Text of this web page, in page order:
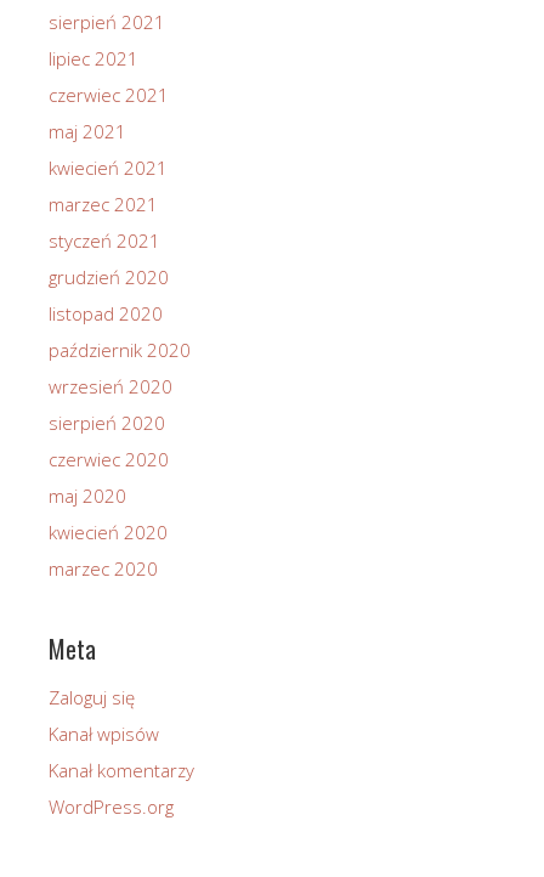
sierpień 2021
lipiec 2021
czerwiec 2021
maj 2021
kwiecień 2021
marzec 2021
styczeń 2021
grudzień 2020
listopad 2020
październik 2020
wrzesień 2020
sierpień 2020
czerwiec 2020
maj 2020
kwiecień 2020
marzec 2020
Meta
Zaloguj się
Kanał wpisów
Kanał komentarzy
WordPress.org